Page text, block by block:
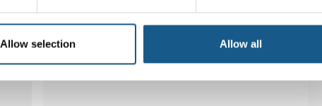
Allow selection Allow all
samt professionel support fra person til person. Ved
hjælp af skræddersyede e-indkøbsløsninger